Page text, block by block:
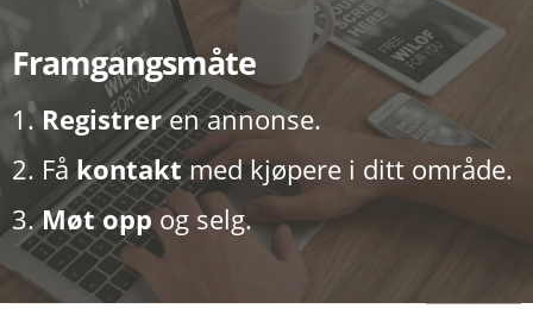
Framgangsmåte
1. Registreren annonse.
2. Få kontaktmed kjøpere i ditt område.
3.Møt oppog selg.